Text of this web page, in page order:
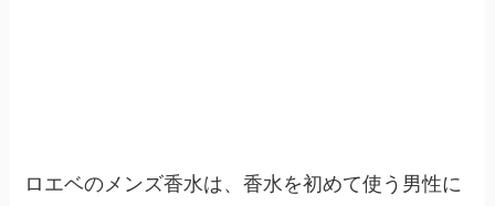
ロエベのメンズ香水は、香水を初めて使う男性に